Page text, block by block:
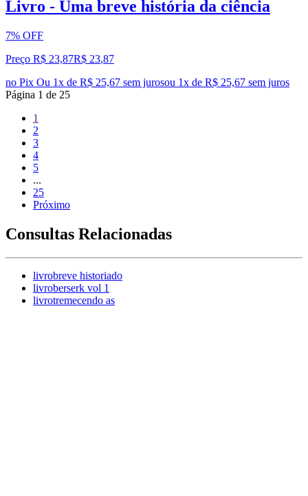
Livro - Uma breve história da ciência
7% OFF
Preço R$ 23,87R$ 23,87
no Pix Ou 1x de R$ 25,67 sem jurosou 1x de R$ 25,67 sem juros
Página 1 de 25
1
2
3
4
5
...
25
Próximo
Consultas Relacionadas
livrobreve historiado
livroberserk vol 1
livrotremecendo as